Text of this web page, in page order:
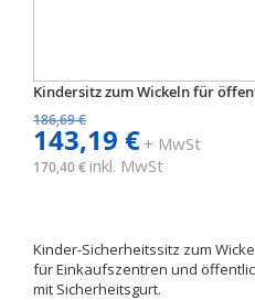
Kindersitz zum Wickeln für
186,69 €
143,19 €+ MwSt
170,40 € inkl. MwSt
Kinder-Sicherheitssitz zum
für Einkaufszentren und
mit Sicherheitsgurt.